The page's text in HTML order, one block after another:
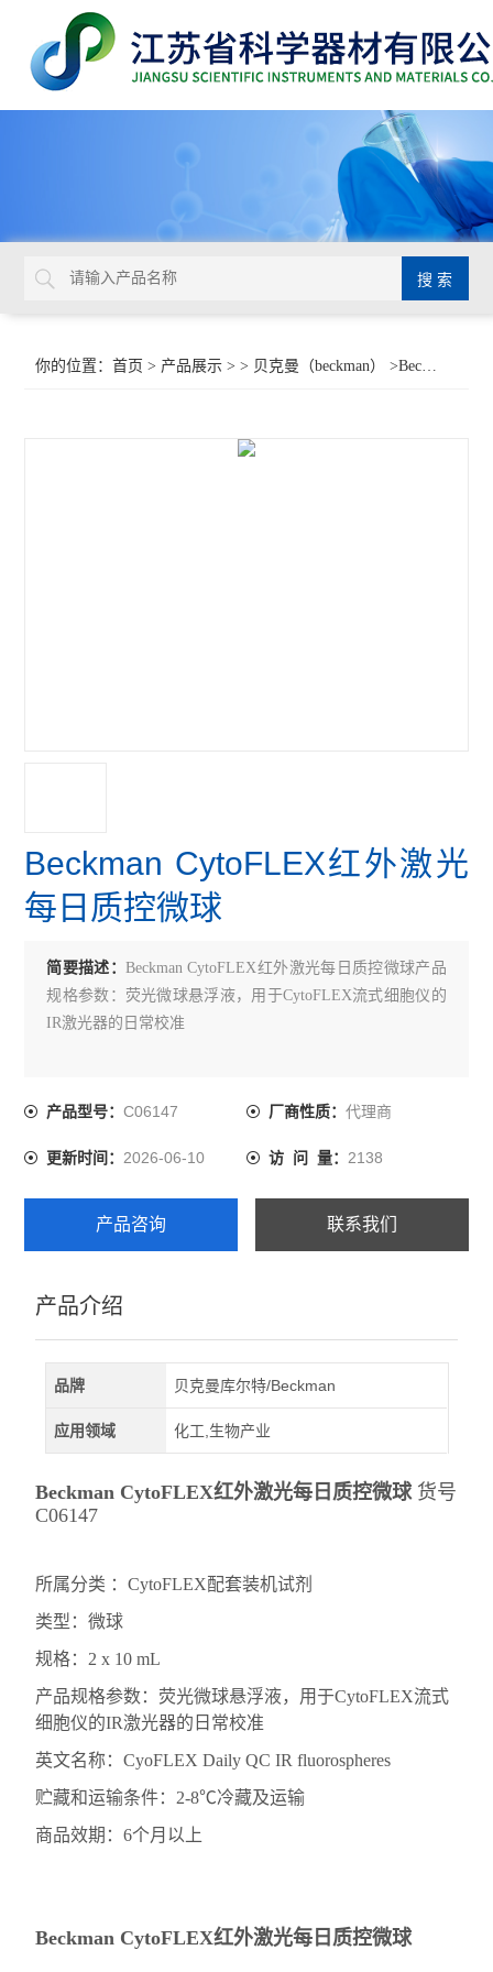
你的位置：首页 > 产品展示 > > 贝克曼（beckman） >Beckman CytoFLEX红外激光每日质控微球
Beckman CytoFLEX红外激光
每日质控微球
简要描述：Beckman CytoFLEX红外激光每日质控微球产品
规格参数：荧光微球悬浮液，用于CytoFLEX流式细胞仪的
IR激光器的日常校准
产品型号：C06147 厂商性质： 代理商
更新时间：2026-06-10 访 问 量： 2138
产品咨询 联系我们
产品介绍
品牌 贝克曼库尔特/Beckman
应用领域 化工,生物产业
Beckman CytoFLEX红外激光每日质控微球货号
C06147
所属分类 ：CytoFLEX配套装机试剂
类型：微球
规格：2 x 10 mL
产品规格参数：荧光微球悬浮液，用于CytoFLEX流式
细胞仪的IR激光器的日常校准
英文名称：CyoFLEX Daily QC IR fluorospheres
贮藏和运输条件：2-8℃冷藏及运输
商品效期：6个月以上
Beckman CytoFLEX红外激光每日质控微球